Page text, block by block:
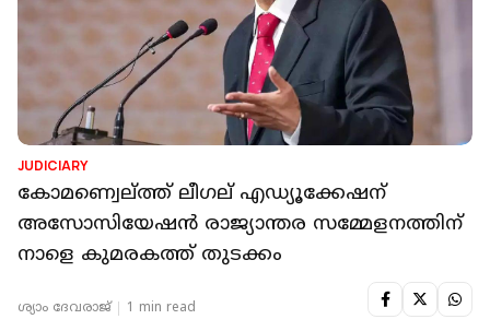
JUDICIARY
കോമണ്വെല്ത്ത് ലീഗല് എഡ്യൂക്കേഷന്
അസോസിയേഷൻ രാജ്യാന്തര സമ്മേളനത്തിന്
നാളെ കുമരകത്ത് തുടക്കം
ശ്യാം ദേവരാജ് 1 min read